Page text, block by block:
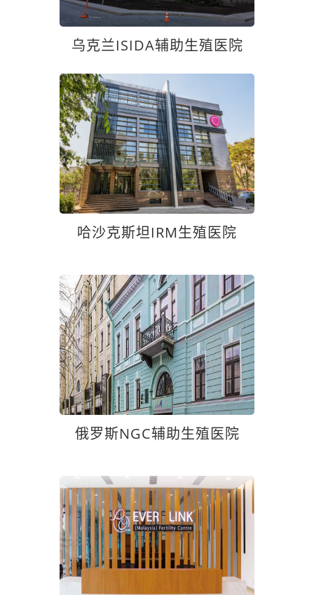
乌克兰ISIDA辅助生殖医院
哈沙克斯坦IRM生殖医院
俄罗斯NGC辅助生殖医院